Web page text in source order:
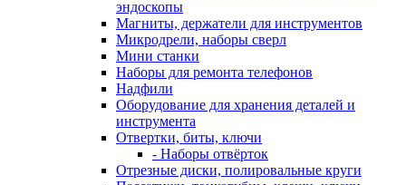
эндоскопы
Магниты, держатели для инструментов
Микродрели, наборы сверл
Мини станки
Наборы для ремонта телефонов
Надфили
Оборудование для хранения деталей и
инструмента
Отвертки, биты, ключи
- Наборы отвёрток
Отрезные диски, полировальные круги